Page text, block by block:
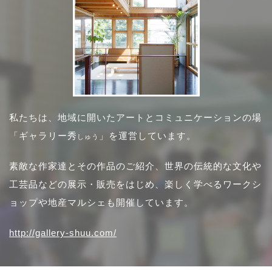
私たちは、地域に開いたアートとコミュニケーションの場
「ギャラリー秀 しゅう 」を運営しています。
素敵な作家達とその作品のご紹介、世界の伝統的な文化や
工芸品などの展示・販売をはじめ、楽しく学べるワークシ
ョップや地産マルシェも開催しています。
http://gallery-shuu.com/